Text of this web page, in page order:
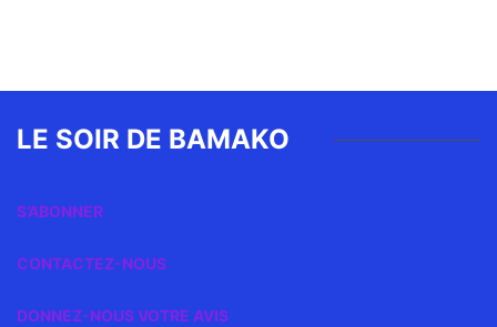
LE SOIR DE BAMAKO
S’ABONNER
CONTACTEZ-NOUS
DONNEZ-NOUS VOTRE AVIS